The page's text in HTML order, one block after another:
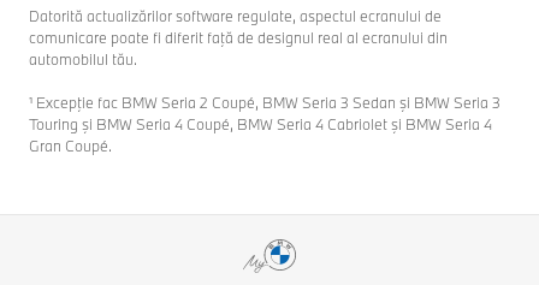
Datorită actualizărilor software regulate, aspectul ecranului de
comunicare poate fi diferit faţă de designul real al ecranului din
automobilul tău.
¹ Excepţie fac BMW Seria 2 Coupé, BMW Seria 3 Sedan şi BMW Seria 3
Touring şi BMW Seria 4 Coupé, BMW Seria 4 Cabriolet şi BMW Seria 4
Gran Coupé.